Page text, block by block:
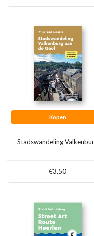
Kopen
Stadswandeling
€3,50